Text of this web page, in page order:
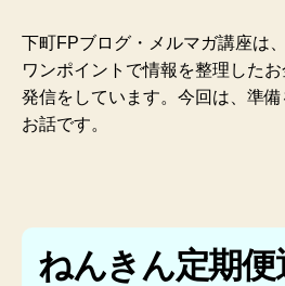
下町FPブログ・メルマガ講座は
ワンポイントで情報を整理した
発信をしています。今回は、準
お話です。
ねんきん定期